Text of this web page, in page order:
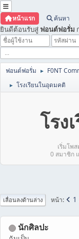
หน้าแรก ค้นหา
ยินดีต้อนรับสู่ ฟอนต์ฟอรั่ม
ฟอนต์ฟอรั่ม ► F0NT
► โรงเรียนในอุดมคติ
โรง
เริ่มโพ
0 สมาชิก
เลื่อนลงด้านล่าง หน้า 1
นักศิลปะ